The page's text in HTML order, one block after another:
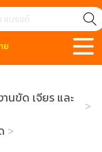
ย
นขัด เจียร และ